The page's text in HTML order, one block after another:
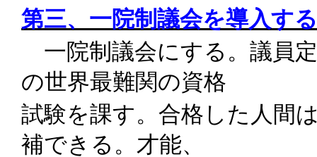
第三、一院制議会を導入す
一院制議会にする。議員
の世界最難関の資格
試験を課す。合格した人間
補できる。才能、